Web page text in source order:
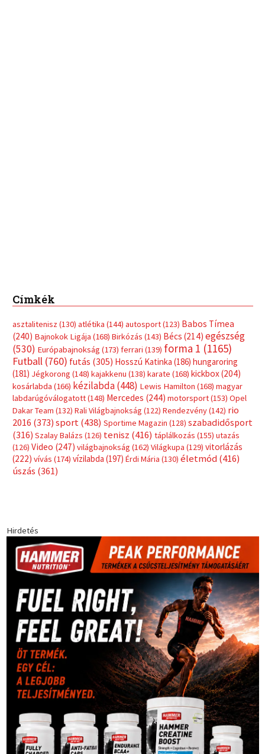
Címkék
asztalitenisz (130) atlétika (144) autosport(123) Babos Tímea
(240) Bajnokok Ligája (168) Birkózás (143) Bécs (214) egészség
(530) Európabajnokság (173) ferrari (139) forma 1 (1165)
Futball (760) futás (305) Hosszú Katinka (186) hungaroring
(181) Jégkorong (148) kajakkenu (138) karate (168) kickbox(204)
kosárlabda (166) kézilabda(448) Lewis Hamilton (168) magyar
labdarúgóválogatott(148) Mercedes (244) motorsport(153) Opel
Dakar Team (132) Rali Világbajnokság (122) Rendezvény(142) rio
2016 (373) sport(438) Sportime Magazin (128) szabadidősport
(316) Szalay Balázs (126) tenisz (416) táplálkozás (155) utazás
(126) Video (247) világbajnokság (162) Világkupa (129) vitorlázás
(222) vívás (174) vízilabda (197) Érdi Mária (130) életmód(416)
úszás (361)
Hirdetés